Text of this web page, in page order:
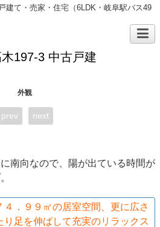
建て・売家・住宅（6LDK・岐阜駅バス49
197-3 中古戸建
外観
prev next
南向なので、陽が出ている時間が
４．９９㎡の居室空間、更に広さ
り足を伸ばして充実のリラックス